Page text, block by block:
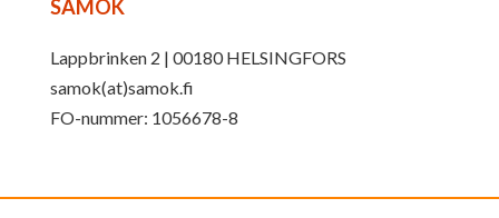
SAMOK
Lappbrinken 2 | 00180 HELSINGFORS
samok(at)samok.fi
FO-nummer: 1056678-8